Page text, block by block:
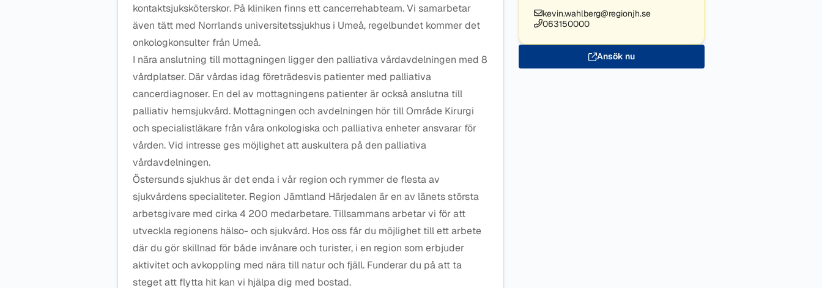
kontaktsjuksköterskor. På kliniken finns ett cancerrehabteam. Vi samarbetar
även tätt med Norrlands universitetssjukhus i Umeå, regelbundet kommer det
onkologkonsulter från Umeå.
I nära anslutning till mottagningen ligger den palliativa vårdavdelningen med 8
vårdplatser. Där vårdas idag företrädesvis patienter med palliativa
cancerdiagnoser. En del av mottagningens patienter är också anslutna till
palliativ hemsjukvård. Mottagningen och avdelningen hör till Område Kirurgi
och specialistläkare från våra onkologiska och palliativa enheter ansvarar för
vården. Vid intresse ges möjlighet att auskultera på den palliativa
vårdavdelningen.
Östersunds sjukhus är det enda i vår region och rymmer de flesta av
sjukvårdens specialiteter. Region Jämtland Härjedalen är en av länets största
arbetsgivare med cirka 4 200 medarbetare. Tillsammans arbetar vi för att
utveckla regionens hälso- och sjukvård. Hos oss får du möjlighet till ett arbete
där du gör skillnad för både invånare och turister, i en region som erbjuder
aktivitet och avkoppling med nära till natur och fjäll. Funderar du på att ta
steget att flytta hit kan vi hjälpa dig med bostad.
kevin.wahlberg@regionjh.se
063150000
Ansök nu